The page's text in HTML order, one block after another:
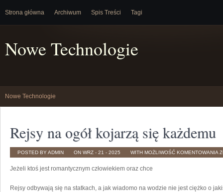
Strona główna Archiwum Spis Treści Tagi
Nowe Technologie
Nowe Technologie
Rejsy na ogół kojarzą się każdemu
POSTED BY ADMIN ON WRZ - 21 - 2025 WITH MOŻLIWOŚĆ KOMENTOWANIA
Jeżeli ktoś jest romantycznym człowiekiem oraz chce
Rejsy odbywają się na statkach, a jak wiadomo na wodzie nie jest ciężko o